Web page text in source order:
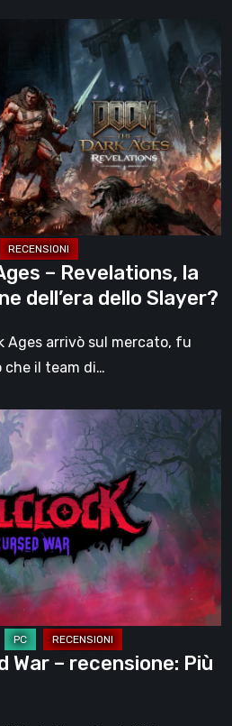
– Revelations, la
dell’era dello Slayer?
Ages arrivò sul mercato, fu
che il team di…
War – recensione: Più